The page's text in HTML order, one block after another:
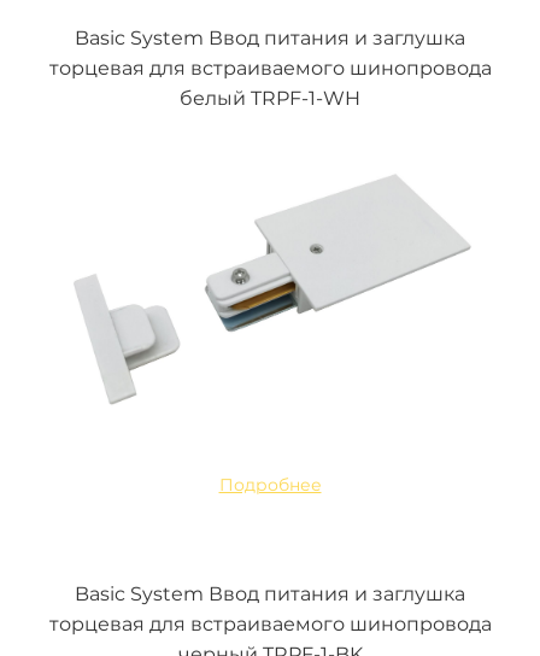
Basic System Ввод питания и заглушка
торцевая для встраиваемого шинопровода
белый TRPF-1-WH
Подробнее
Basic System Ввод питания и заглушка
торцевая для встраиваемого шинопровода